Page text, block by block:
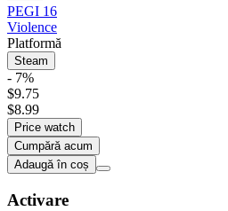
PEGI 16
Violence
Platformă
Steam
- 7%
$9.75
$8.99
Price watch
Cumpără acum
Adaugă în coș
Activare